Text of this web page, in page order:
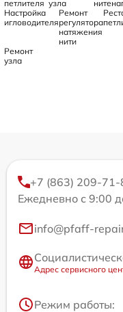
петлителя узла
Настройка
игловодителя
Ремонт
регулятора
натяжения
нити
Ремонт
узла
+7 (863) 209-71-
Ежедневно с 9:00
info@pfaff-
Адрес сервисного
Режим работы: